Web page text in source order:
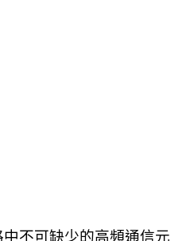
不可缺少的高頻通信元